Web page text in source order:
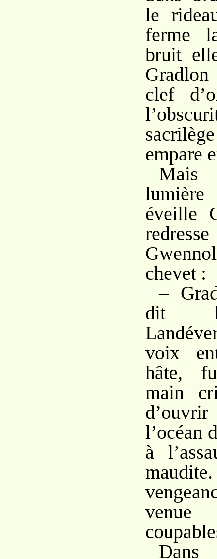
le
ferme
bruit
clef
empare
Mais
éveille
chevet :
–
dit
voix
hâte,
main
l’océan
à